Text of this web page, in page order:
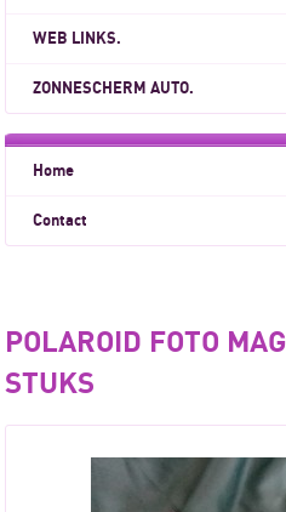
WEB LINKS.
ZONNESCHERM AUTO.
Home
Contact
POLAROID FOTO
STUKS